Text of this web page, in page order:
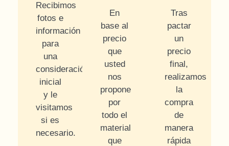
Recibimos
fotos e
información
para
una
consideración
inicial
y le
visitamos
si es
necesario.
En
base al
precio
que
usted
nos
propone
por
todo el
material
que
Tras
pactar
un
precio
final,
realizamos
la
compra
de
manera
rápida